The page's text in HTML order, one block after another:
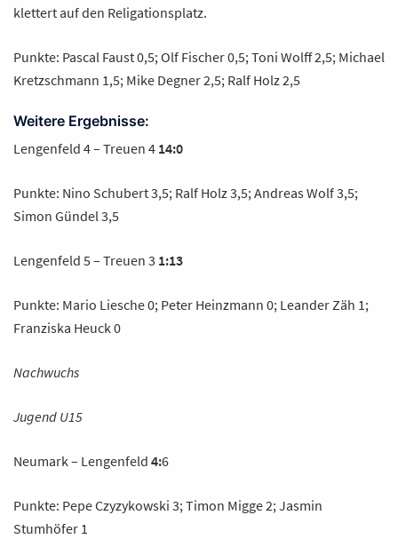
klettert auf den Religationsplatz.
Punkte: Pascal Faust 0,5; Olf Fischer 0,5; Toni Wolff 2,5; Michael
Kretzschmann 1,5; Mike Degner 2,5; Ralf Holz 2,5
Weitere Ergebnisse:
Lengenfeld 4 – Treuen 4 14:0
Punkte: Nino Schubert 3,5; Ralf Holz 3,5; Andreas Wolf 3,5;
Simon Gündel 3,5
Lengenfeld 5 – Treuen 3 1:13
Punkte: Mario Liesche 0; Peter Heinzmann 0; Leander Zäh 1;
Franziska Heuck 0
Nachwuchs
Jugend U15
Neumark – Lengenfeld 4:6
Punkte: Pepe Czyzykowski 3; Timon Migge 2; Jasmin
Stumhöfer 1